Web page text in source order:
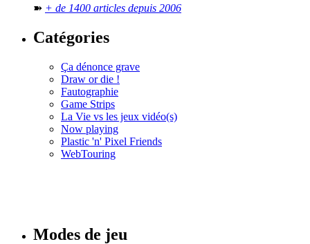
➽ + de 1400 articles depuis 2006
Catégories
Ça dénonce grave
Draw or die !
Fautographie
Game Strips
La Vie vs les jeux vidéo(s)
Now playing
Plastic 'n' Pixel Friends
WebTouring
Modes de jeu